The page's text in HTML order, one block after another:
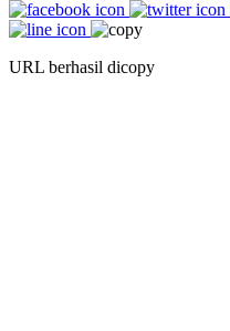
URL berhasil dicopy